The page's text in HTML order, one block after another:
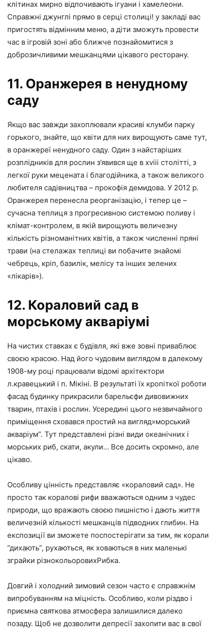
клітинах мирно відпочивають ігуани і хамелеони.
Справжні джунглі прямо в серці столиці! у закладі вас
пригостять відмінним меню, а діти зможуть провести
час в ігровій зоні або ближче познайомитися з
доброзичливими мешканцями цікавого ресторану.
11. Оранжерея в ненудному
саду
Якщо вас завжди захоплювали красиві клумби парку
горького, знайте, що квіти для них вирощують саме тут,
в оранжереї ненудного саду. Один з найстаріших
розплідників для рослин з’явився ще в xviii столітті, з
легкої руки мецената і благодійника, а також великого
любителя садівництва – прокофія демидова. У 2012 р.
Оранжерея перенесла реорганізацію, і тепер це –
сучасна теплиця з прогресивною системою поливу і
клімат-контролем, в якій вирощують величезну
кількість різноманітних квітів, а також численні пряні
трави (на стелажах теплиці ви побачите знайомі
чебрець, кріп, базилік, мелісу та інших зелених
«лікарів»).
12. Кораловий сад в
морському акваріумі
На чистих ставках є будівля, які вже зовні приваблює
своєю красою. Над його чудовим виглядом в далекому
1908-му році працювали відомі архітектори
л.кравецький і п. Мікіні. В результаті їх кропіткої роботи
фасад будинку прикрасили барельєфи дивовижних
тварин, птахів і рослин. Усередині цього незвичайного
приміщення сховався простий на вигляд»морський
акваріум”. Тут представлені різні види океанічних і
морських риб, скати, акули… Все досить скромно, але
цікаво.
Особливу цінність представляє «кораловий сад». Не
просто так коралові рифи вважаються одним з чудес
природи, що вражають своєю пишністю і дають життя
величезній кількості мешканців підводних глибин. На
експозиції ви зможете поспостерігати за тим, як корали
“дихають”, рухаються, як ховаються в них маленькі
зграйки різнокольоровихРибка.
Довгий і холодний зимовий сезон часто є справжнім
випробуванням на міцність. Особливо, коли різдво і
приємна святкова атмосфера залишилися далеко
позаду. Щоб не дозволити депресії захопити вас в свої